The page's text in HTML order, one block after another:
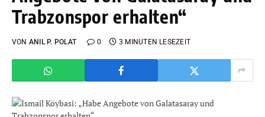
Trabzonspor erhalten“
VON ANIL P. POLAT 0 3 MINUTEN LESEZEIT